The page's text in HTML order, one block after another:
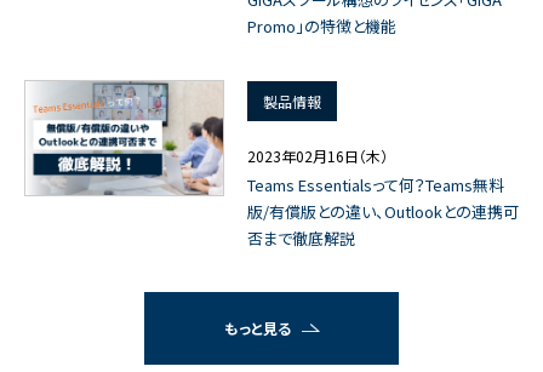
Promo」の特徴と機能
製品情報
2023年02月16日（木）
Teams Essentialsって何？Teams無料
版/有償版との違い、Outlookとの連携可
否まで徹底解説
もっと見る